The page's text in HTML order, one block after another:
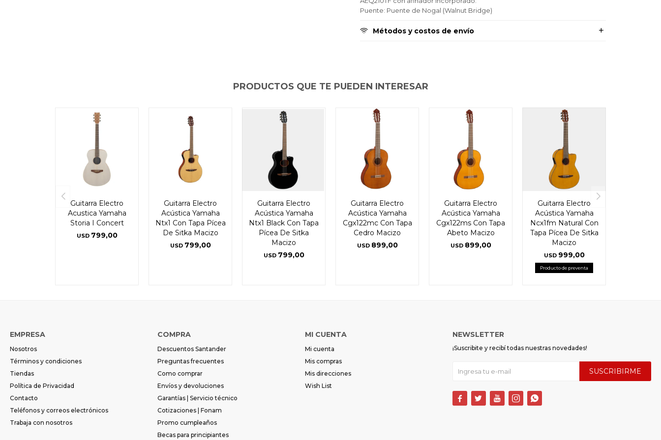
Puente: Puente de Nogal (Walnut Bridge)
Métodos y costos de envío
PRODUCTOS QUE TE PUEDEN INTERESAR
Guitarra Electro
Acustica Yamaha
Storia I Concert
USD 799,00
Guitarra Electro
Acústica Yamaha
Ntx1 Con Tapa Pícea
De Sitka Macizo
USD 799,00
Guitarra Electro
Acústica Yamaha
Ntx1 Black Con Tapa
Pícea De Sitka
Macizo
USD 799,00
Guitarra Electro
Acústica Yamaha
Cgx122mc Con Tapa
Cedro Macizo
USD 899,00
Guitarra Electro
Acústica Yamaha
Cgx122ms Con Tapa
Abeto Macizo
USD 899,00
Guitarra Electro
Acústica Yamaha
Ncx1fm Natural Con
Tapa Pícea De Sitka
Macizo
USD 999,00
Producto de preventa
EMPRESA
Nosotros
Términos y condiciones
Tiendas
Política de Privacidad
Contacto
Teléfonos y correos electrónicos
Trabaja con nosotros
COMPRA
Descuentos Santander
Preguntas frecuentes
Como comprar
Envíos y devoluciones
Garantías | Servicio técnico
Cotizaciones | Fonam
Promo cumpleaños
Becas para principiantes
MI CUENTA
Mi cuenta
Mis compras
Mis direcciones
Wish List
NEWSLETTER
¡Suscribite y recibí todas nuestras novedades!
SUSCRIBIRME
    